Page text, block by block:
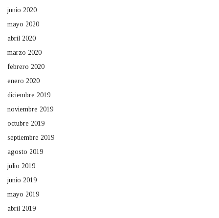
junio 2020
mayo 2020
abril 2020
marzo 2020
febrero 2020
enero 2020
diciembre 2019
noviembre 2019
octubre 2019
septiembre 2019
agosto 2019
julio 2019
junio 2019
mayo 2019
abril 2019